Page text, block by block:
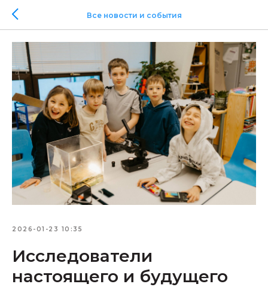
Все новости и события
2026-01-23 10:35
Исследователи
настоящего и будущего